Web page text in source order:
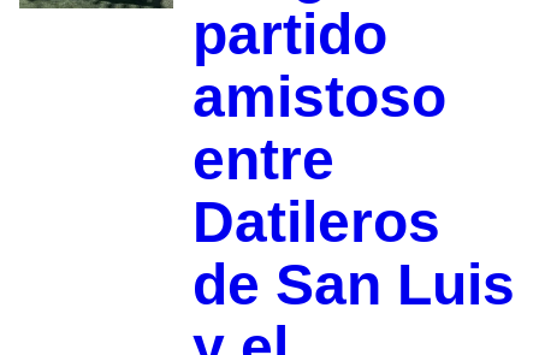
partido
amistoso
entre
Datileros
de San Luis